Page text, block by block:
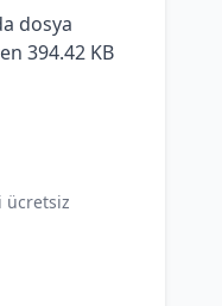
dosya
394.42 KB
ücretsiz